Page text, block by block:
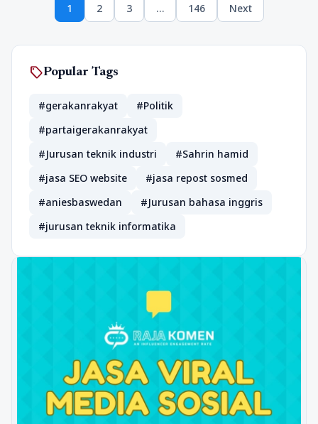
paginationPage
1 Page
2 Page
3 … Page
146 Next
sellPopular Tags
#gerakanrakyat
#Politik
#partaigerakanrakyat
#Jurusan teknik industri
#Sahrin hamid
#jasa SEO website
#jasa repost sosmed
#aniesbaswedan
#Jurusan bahasa inggris
#jurusan teknik informatika